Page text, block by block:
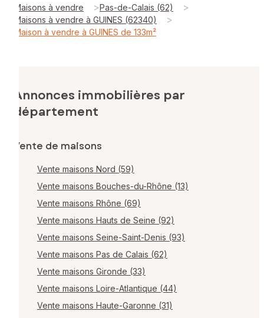
Maisons à vendre >Pas-de-Calais (62) >
Maisons à vendre à GUINES (62340) >
Maison à vendre à GUINES de 133m²
Annonces immobilières par
département
Vente de maisons
Vente maisons Nord (59)
Vente maisons Bouches-du-Rhône (13)
Vente maisons Rhône (69)
Vente maisons Hauts de Seine (92)
Vente maisons Seine-Saint-Denis (93)
Vente maisons Pas de Calais (62)
Vente maisons Gironde (33)
Vente maisons Loire-Atlantique (44)
Vente maisons Haute-Garonne (31)